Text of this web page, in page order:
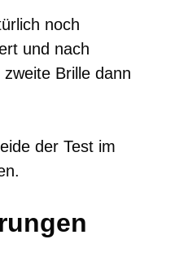
noch
und nach
Brille dann
der Test im